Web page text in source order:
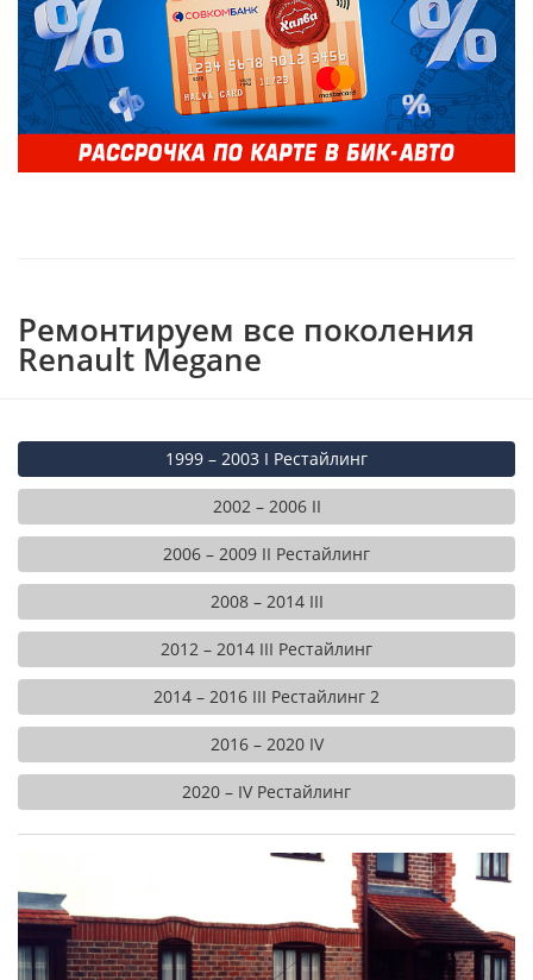
Ремонтируем все поколения
Renault Megane
1999 – 2003 I Рестайлинг
2002 – 2006 II
2006 – 2009 II Рестайлинг
2008 – 2014 III
2012 – 2014 III Рестайлинг
2014 – 2016 III Рестайлинг 2
2016 – 2020 IV
2020 – IV Рестайлинг